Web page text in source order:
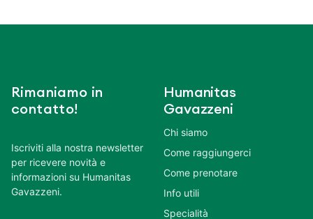
Rimaniamo in
contatto!
Iscriviti alla nostra newsletter
per ricevere novità e
informazioni su Humanitas
Gavazzeni.
Humanitas
Gavazzeni
Chi siamo
Come raggiungerci
Come prenotare
Info utili
Specialità